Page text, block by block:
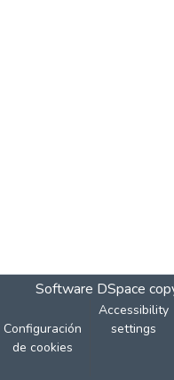
Software DSpace
Configuración
de cookies
Accessibility
settings